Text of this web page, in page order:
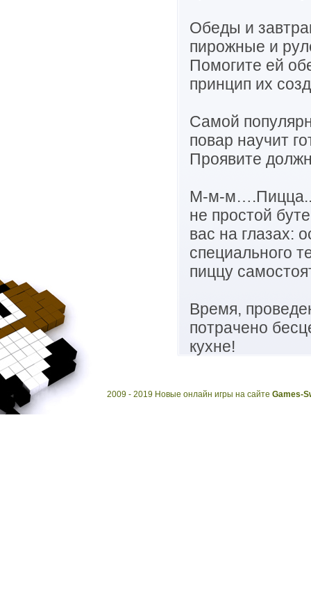
Обеды и
пирожные и
Помогите ей
принцип их
Самой
повар научит
Проявите
М-м-
не простой
вас на глазах:
специального
пиццу
Время,
потрачено
кухне!
2009 - 2019 Новые онлайн игры на сайте Games-